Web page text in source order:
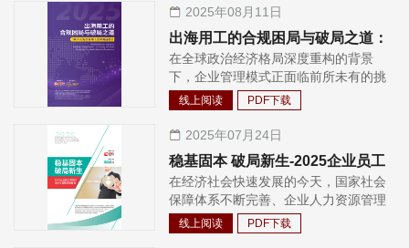
整的加速,企业对专业化和定制化人力资
源服务的需求日益增加,外包服务不仅帮
助企业优化用工成本,还在提升人力资源
配置效率、促进就业和推动区域经济发
展方面发挥了积极作用。作为连接企业
与人才的重要桥梁,外包服务正在为经济
于商务部对于外包服务的定义,是指服务
提供商根据企业、政府、社团等组织委
托、授权或双方合作,完成组织内部服务
活动或服务流程,共同创造价值、提升价
值的一种生产性经济活动;在中国市场
下,人力资源服务业的外包主要指派遣规
2025年08月11日
出海用工的合规困局与破局之道：
2025 出海企业用工管理调研报告
在全球政治经济格局深度重构的背景
下，企业管理模式正面临前所未有的挑
战。根据世界经济展望在全球经济一体
化的浪潮中，中国企业出海的步伐愈发
坚定且迅速。近年来，随着国内市场竞
争的日益激烈以及国内产业结构的不断
升级，越来越多的中国企业将目光投向
了广阔的海外市场，积极寻求新的发展
空间与增长机遇。从早期的制造业企
业“走出去”拓展全球业务版图，到如今
线上阅读 PDF下载
2025年07月24日
稳基固本 破局新生-2025企业员工
保险的设计与管理调研报告
在经济社会快速发展的今天，国家社会
保障体系不断完善、企业人力资源管理
日益精细化，企业员工保险福利逐渐成
为企业竞争力的重要组成部分。随着医
线上阅读 PDF下载